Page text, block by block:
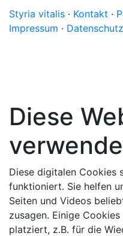
Styria vitalis · Kontakt ·
Impressum · Datenschutz
Diese
Diese digitalen Cookies
funktioniert. Sie helfen
Seiten und Videos
zusagen. Einige
platziert, z.B. für die